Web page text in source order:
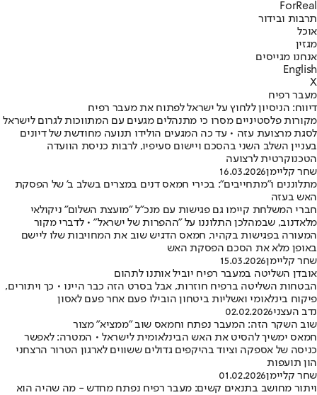
ForReal
תרבות ובידור
אוכל
מגזין
אנחנו מגייסים
English
X
מעבר רפיח
דיווח: הניסיון ללחוץ על ישראל לפתוח את מעבר רפיח
מקורות פלסטיניים מסרו כי מתנהלים מגעים עם המתווכות לגרום לישראל
לסגת מרצועת עזה • עד כה המגעים הולידו תנועה מחודשת של דיונים
בעניין השלב השני בהסכם ויישום סעיפיו, לרבות כניסת הוועדה
הטכנוקרטית לרצועה
שחר קליימן16.03.2026
מתלוננים ו"מתחייבים": בכירי חמאס דנים במצרים בשלב ב' של הפסקת
האש בעזה
חברי המשלחת קיימו גם פגישות עם מנכ"ל "מועצת השלום" ניקולאי
מלאדנוב, שבמהלכן התלוננו על "ההפרות של ישראל" • לדברי מקור
המעורה בפגישות בקהיר, חמאס הדגיש שוב את המחויבות שלו ליישם
באופן מלא את הסכם הפסקת האש
שחר קליימן15.03.2026
אובדן השליטה במעבר רפיח יוביל אותנו לתהום
הבטחות השליטה ברפיח חוזרות, אבל בסרט הזה כבר היינו • כך ויתורים,
פיקוח בינלאומי ואשליות ביטחון הובילו פעם אחר פעם לאסון
נדב העצני02.02.2026
שוב השקר הזה: המעבר נפתח וחמאס שוב "ממציא" מצור
חמאס ימשיך להסיט את האש הבינלאומית לישראל • המטרה: לאפשר
כניסה של אספקה וציוד בהיקפים גדולים ששווים לארגון הטרור הרצחני
הון תועפות
שחר קליימן01.02.2026
ויתור מחושב בתנאים קשים: מעבר רפיח נפתח מחדש - מה שהיה הוא